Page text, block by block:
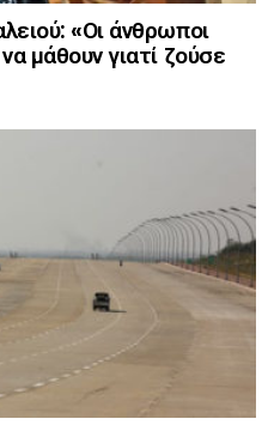
«Οι άνθρωποι
μάθουν γιατί ζούσε